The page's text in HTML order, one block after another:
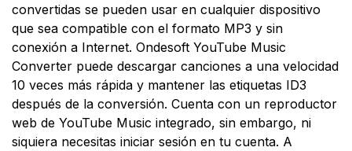
convertidas se pueden usar en cualquier dispositivo
que sea compatible con el formato MP3 y sin
conexión a Internet. Ondesoft YouTube Music
Converter puede descargar canciones a una velocidad
10 veces más rápida y mantener las etiquetas ID3
después de la conversión. Cuenta con un reproductor
web de YouTube Music integrado, sin embargo, ni
siquiera necesitas iniciar sesión en tu cuenta. A